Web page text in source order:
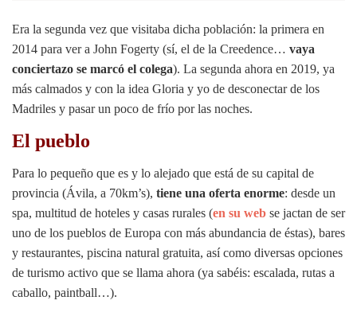
Era la segunda vez que visitaba dicha población: la primera en
2014 para ver a John Fogerty (sí, el de la Creedence… vaya
conciertazo se marcó el colega). La segunda ahora en 2019, ya
más calmados y con la idea Gloria y yo de desconectar de los
Madriles y pasar un poco de frío por las noches.
El pueblo
Para lo pequeño que es y lo alejado que está de su capital de
provincia (Ávila, a 70km’s), tiene una oferta enorme: desde un
spa, multitud de hoteles y casas rurales (en su web se jactan de ser
uno de los pueblos de Europa con más abundancia de éstas), bares
y restaurantes, piscina natural gratuita, así como diversas opciones
de turismo activo que se llama ahora (ya sabéis: escalada, rutas a
caballo, paintball…).